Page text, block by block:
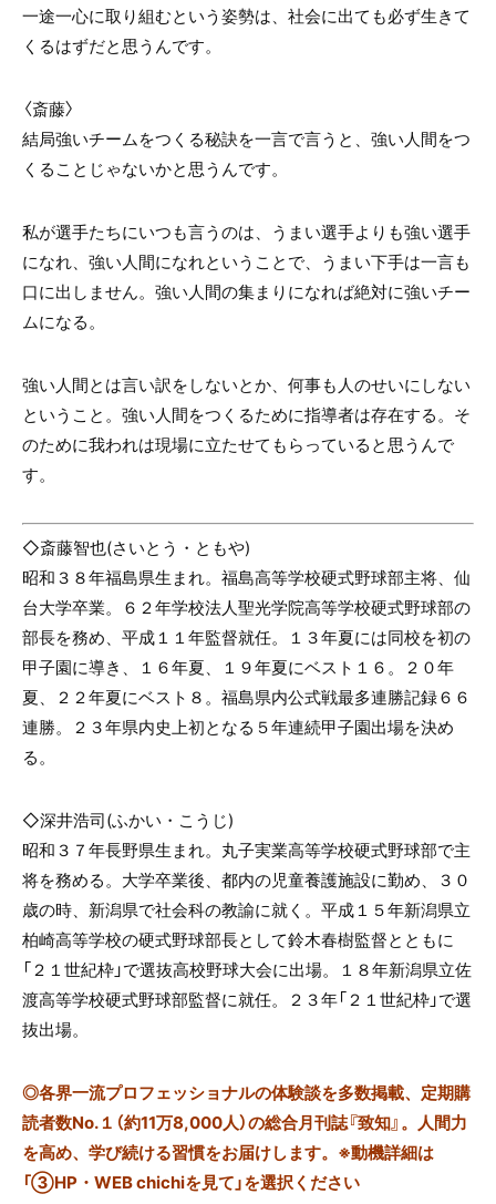
一途一心に取り組むという姿勢は、社会に出ても必ず生きて
くるはずだと思うんです。
〈斎藤〉
結局強いチームをつくる秘訣を一言で言うと、強い人間をつ
くることじゃないかと思うんです。
私が選手たちにいつも言うのは、うまい選手よりも強い選手
になれ、強い人間になれということで、うまい下手は一言も
口に出しません。強い人間の集まりになれば絶対に強いチー
ムになる。
強い人間とは言い訳をしないとか、何事も人のせいにしない
ということ。強い人間をつくるために指導者は存在する。そ
のために我われは現場に立たせてもらっていると思うんで
す。
◇斎藤智也(さいとう・ともや)
昭和３８年福島県生まれ。福島高等学校硬式野球部主将、仙
台大学卒業。６２年学校法人聖光学院高等学校硬式野球部の
部長を務め、平成１１年監督就任。１３年夏には同校を初の
甲子園に導き、１６年夏、１９年夏にベスト１６。２０年
夏、２２年夏にベスト８。福島県内公式戦最多連勝記録６６
連勝。２３年県内史上初となる５年連続甲子園出場を決め
る。
◇深井浩司(ふかい・こうじ)
昭和３７年長野県生まれ。丸子実業高等学校硬式野球部で主
将を務める。大学卒業後、都内の児童養護施設に勤め、３０
歳の時、新潟県で社会科の教諭に就く。平成１５年新潟県立
柏崎高等学校の硬式野球部長として鈴木春樹監督とともに
「２１世紀枠」で選抜高校野球大会に出場。１８年新潟県立佐
渡高等学校硬式野球部監督に就任。２３年「２１世紀枠」で選
抜出場。
◎各界一流プロフェッショナルの体験談を多数掲載、定期購
読者数No.１（約11万8,000人）の総合月刊誌『致知』。人間力
を高め、学び続ける習慣をお届けします。※動機詳細は
「③HP・WEB chichiを見て」を選択ください